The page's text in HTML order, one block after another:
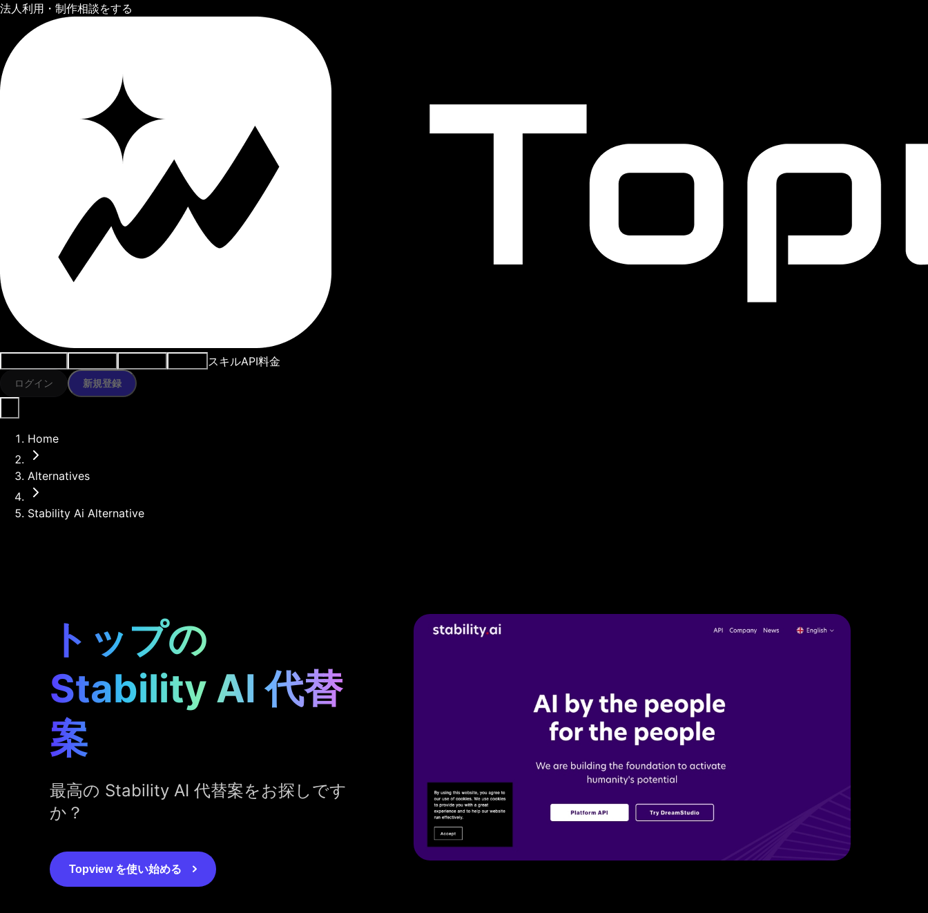
法人利用・制作相談をする
スキルAPI料金
ログイン 新規登録
Home
Alternatives
Stability Ai Alternative
トップの
Stability AI 代替
案
最高の Stability AI 代替案をお探しです
か？
Topview を使い始める